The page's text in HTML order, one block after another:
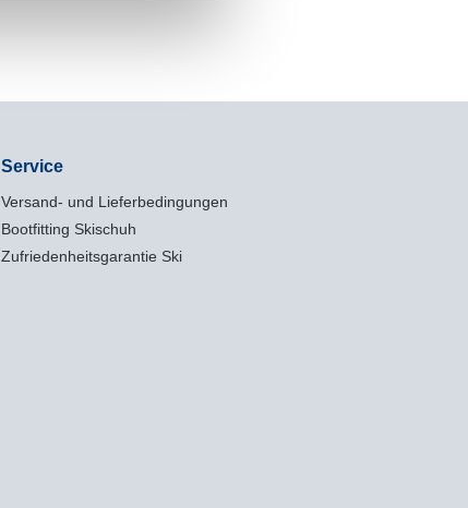
Service
Versand- und Lieferbedingungen
Bootfitting Skischuh
Zufriedenheitsgarantie Ski